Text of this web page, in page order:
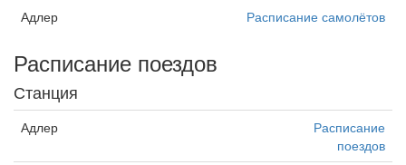
Адлер Расписание самолётов
Расписание поездов
Станция
Адлер
Расписание
поездов